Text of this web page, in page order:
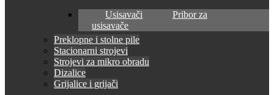
Usisavači
Pribor za
usisavače
Preklopne i stolne pile
Stacionarni strojevi
Strojevi za mikro obradu
Dizalice
Grijalice i grijači